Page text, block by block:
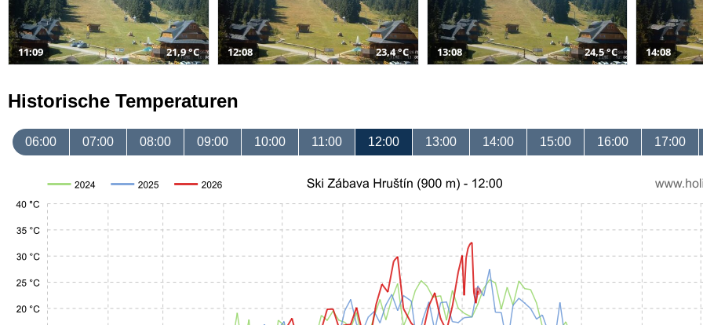
11:09 21,9 °C 12:08 23,4 °C 13:08 24,5 °C 14:08
Historische Temperaturen
06:00 07:00 08:00 09:00 10:00 11:00 12:00 13:00 14:00 15:00 16:00 17:00